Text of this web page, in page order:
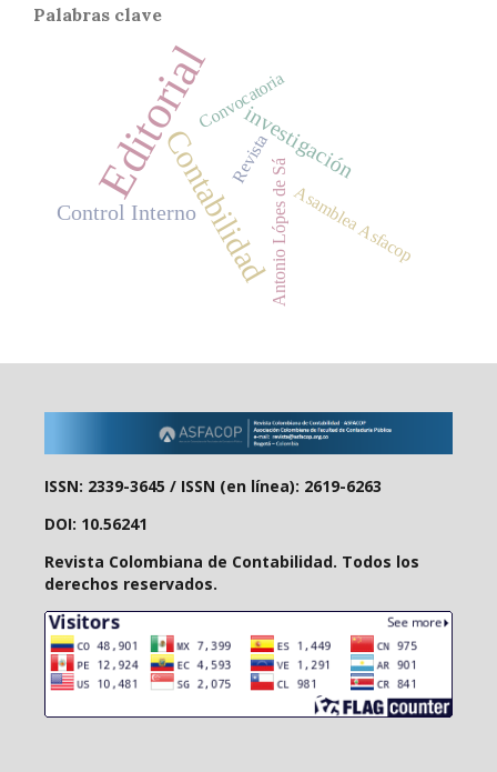
Palabras clave
Editorial
Contabilidad
Control Interno
investigación
Antonio Lópes de SáAsamblea Asfacop
Revista
Convocatoria
ISSN: 2339-3645 / ISSN (en línea): 2619-6263
DOI: 10.56241
Revista Colombiana de Contabilidad. Todos los
derechos reservados.